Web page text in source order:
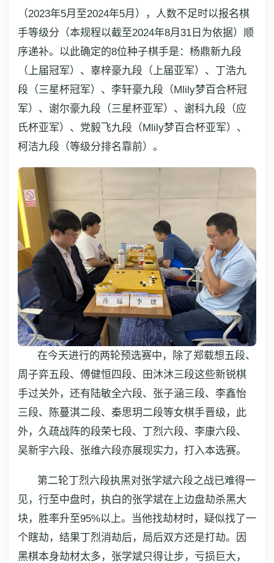
（2023年5月至2024年5月），人数不足时以报名棋
手等级分（本规程以截至2024年8月31日为依据）顺
序递补。以此确定的8位种子棋手是：杨鼎新九段
（上届冠军）、辜梓豪九段（上届亚军）、丁浩九
段（三星杯冠军）、李轩豪九段（Mlily梦百合杯冠
军）、谢尔豪九段（三星杯亚军）、谢科九段（应
氏杯亚军）、党毅飞九段（Mlily梦百合杯亚军）、
柯洁九段（等级分排名靠前）。
在今天进行的两轮预选赛中，除了郑载想五段、
周子弈五段、傅健恒四段、田沐沐三段这些新锐棋
手过关外，还有陆敏全六段、张子涵三段、李鑫怡
三段、陈蔓淇二段、秦思玥二段等女棋手晋级，此
外，久疏战阵的段荣七段、丁烈六段、李康六段、
吴新宇六段、张维六段亦展现实力，打入本选赛。
第二轮丁烈六段执黑对张学斌六段之战已难得一
见，行至中盘时，执白的张学斌在上边盘劫杀黑大
块，胜率升至95%以上。当他找劫材时，疑似找了一
个瞎劫，结果丁烈消劫后，局后双方还是打劫。因
黑棋本身劫材太多，张学斌只得让步，亏损巨大，